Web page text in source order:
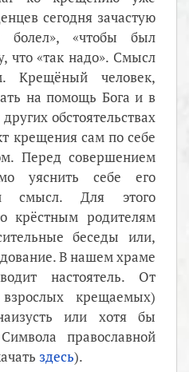
сегодня зачастую
болел», «чтобы был
что «так надо». Смысл
Крещёный человек,
на помощь Бога и в
обстоятельствах
крещения сам по себе
Перед совершением
уяснить себе его
смысл. Для этого
крёстным родителям
беседы или,
В нашем храме
настоятель. От
крещаемых)
или хотя бы
православной
здесь).